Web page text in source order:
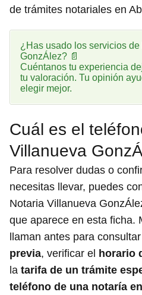
de trámites notariales en
¿Has usado los servicios
GonzÁlez? 📄
Cuéntanos tu experiencia
tu valoración. Tu opinión
elegir mejor.
Cuál es el
Villanueva
Para resolver dudas o
necesitas llevar, puedes
Notaria Villanueva
que aparece en esta ficha.
llaman antes para
previa, verificar el horario
la tarifa de un trámite
teléfono de una notaría